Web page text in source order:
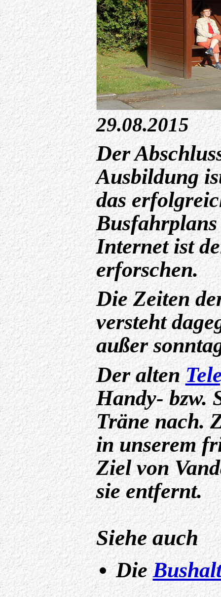
29.08.2015
Der
Ausbildung
das
Internet ist
erforschen.
Die Zeiten
versteht
außer
Der alten
Handy- bzw.
Träne nach.
in unserem
Ziel von
sie entfernt.
Siehe auch
Die